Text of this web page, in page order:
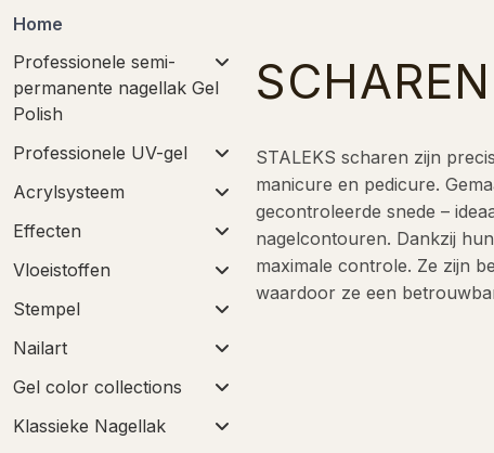
SCHAREN
STALEKS scharen zijn
manicure en pedicure.
gecontroleerde snede –
nagelcontouren. Dankzij
maximale controle. Ze zijn
waardoor ze een
Home
Professionele semi-
permanente nagellak Gel
Polish
Professionele UV-gel
Acrylsysteem
Effecten
Vloeistoffen
Stempel
Nailart
Gel color collections
Klassieke Nagellak